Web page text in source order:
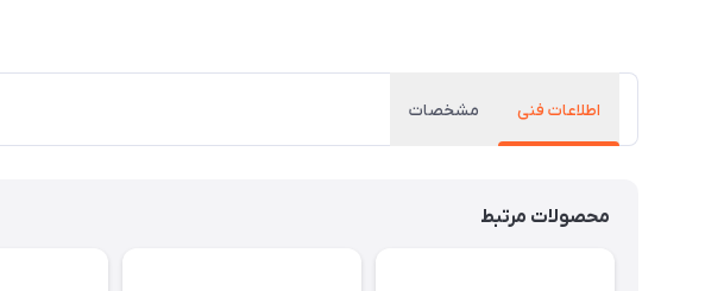
اطلاعات فنی مشخصات
محصولات مرتبط